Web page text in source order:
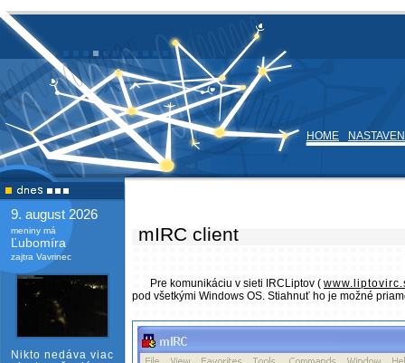
HOME
9. august 2026
meniny má
Ľubomíra
zajtra Vavrinec
Nikto nedáva viac
mIRC client
Pre komunikáciu v sieti IRCLiptov (
pod všetkými Windows OS. Stiahnuť ho je možné